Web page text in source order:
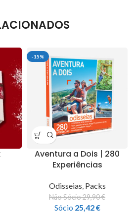
-15%
Aventura a Dois | 280
Experiências
Odisseias, Packs
Não Sócio29,90€
Sócio 25,42€